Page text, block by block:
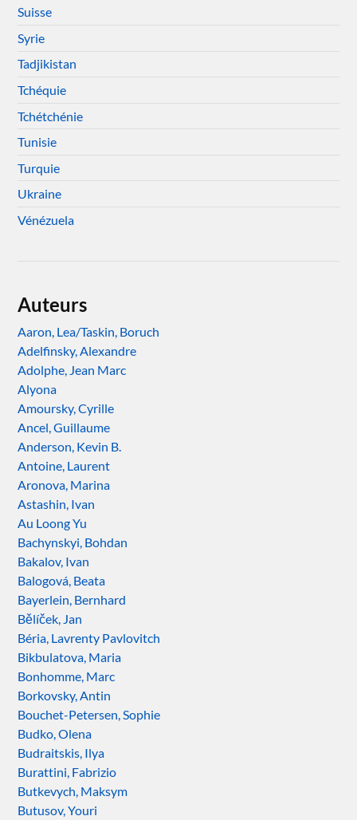
Suisse
Syrie
Tadjikistan
Tchéquie
Tchétchénie
Tunisie
Turquie
Ukraine
Vénézuela
Auteurs
Aaron, Lea/Taskin, Boruch
Adelfinsky, Alexandre
Adolphe, Jean Marc
Alyona
Amoursky, Cyrille
Ancel, Guillaume
Anderson, Kevin B.
Antoine, Laurent
Aronova, Marina
Astashin, Ivan
Au Loong Yu
Bachynskyi, Bohdan
Bakalov, Ivan
Balogová, Beata
Bayerlein, Bernhard
Bělíček, Jan
Béria, Lavrenty Pavlovitch
Bikbulatova, Maria
Bonhomme, Marc
Borkovsky, Antin
Bouchet-Petersen, Sophie
Budko, Olena
Budraitskis, Ilya
Burattini, Fabrizio
Butkevych, Maksym
Butusov, Youri